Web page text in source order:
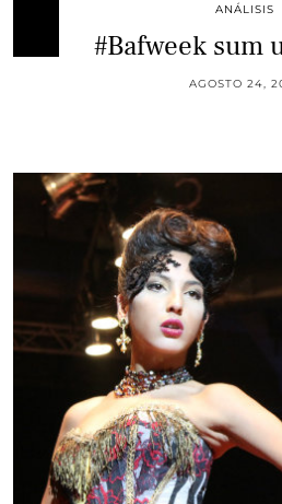
ANÁLISIS
#Bafweek sum
AGOSTO 24,